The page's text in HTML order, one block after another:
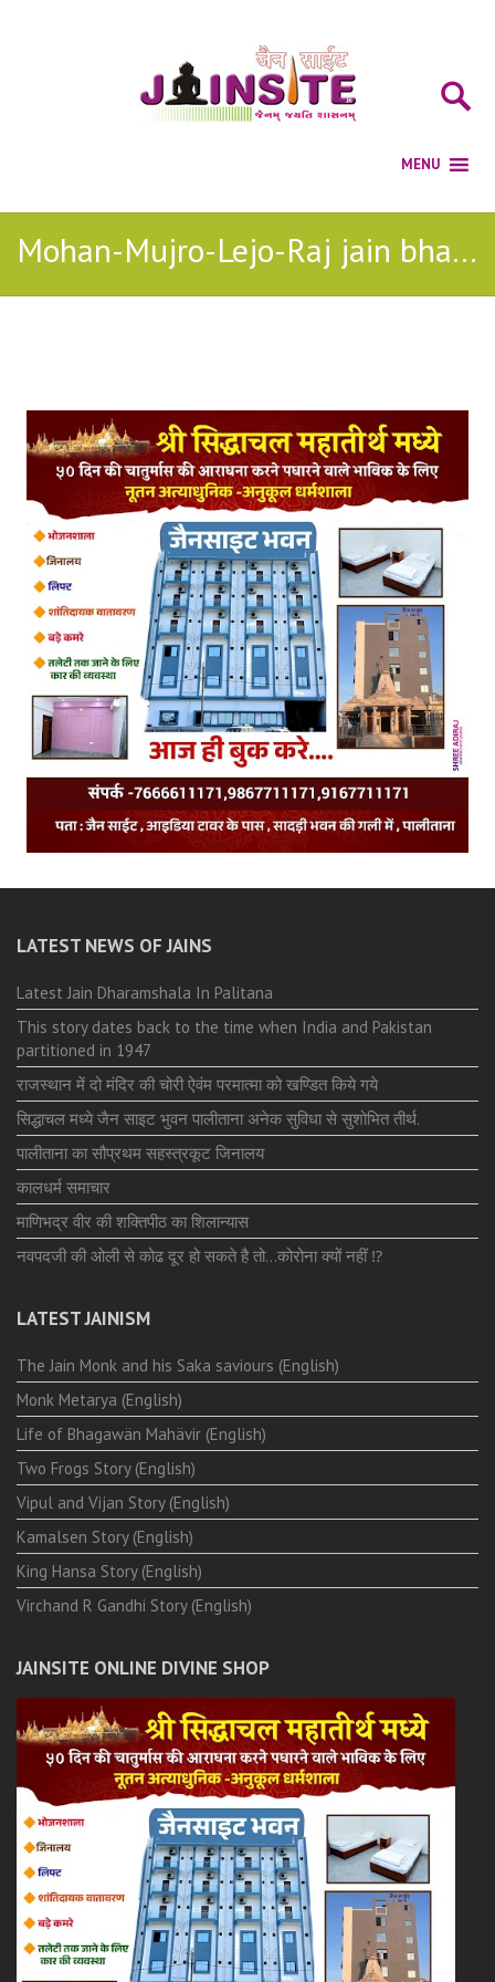
Mohan-Mujro-Lejo-Raj jain bhajan
LATEST NEWS OF JAINS
Latest Jain Dharamshala In Palitana
This story dates back to the time when India and Pakistan
partitioned in 1947
राजस्थान में दो मंदिर की चोरी ऐवंम परमात्मा को खण्डित किये गये
सिद्धाचल मध्ये जैन साइट भुवन पालीताना अनेक सुविधा से सुशोभित तीर्थ.
पालीताना का सौप्रथम सहस्त्रकूट जिनालय
कालधर्म समाचार
माणिभद्र वीर की शक्तिपीठ का शिलान्यास
नवपदजी की ओली से कोढ दूर हो सकते है तो…कोरोना क्यों नहीं ⁉️
LATEST JAINISM
The Jain Monk and his Saka saviours (English)
Monk Metarya (English)
Life of Bhagawän Mahävir (English)
Two Frogs Story (English)
Vipul and Vijan Story (English)
Kamalsen Story (English)
King Hansa Story (English)
Virchand R Gandhi Story (English)
JAINSITE ONLINE DIVINE SHOP